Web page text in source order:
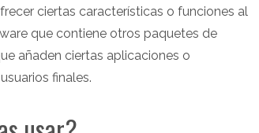
ciertas características o funciones al
que contiene otros paquetes de
añaden ciertas aplicaciones o
finales.